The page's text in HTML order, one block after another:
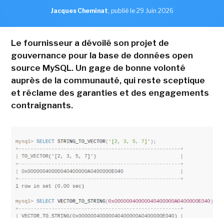
Jacques Cheminat, publié le 29 Juin 2026
Le fournisseur a dévoilé son projet de
gouvernance pour la base de données open
source MySQL. Un gage de bonne volonté
auprès de la communauté, qui reste sceptique
et réclame des garanties et des engagements
contraignants.